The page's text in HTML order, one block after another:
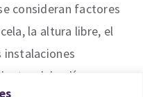
consideran factores
la altura libre, el
instalaciones
del polígono y